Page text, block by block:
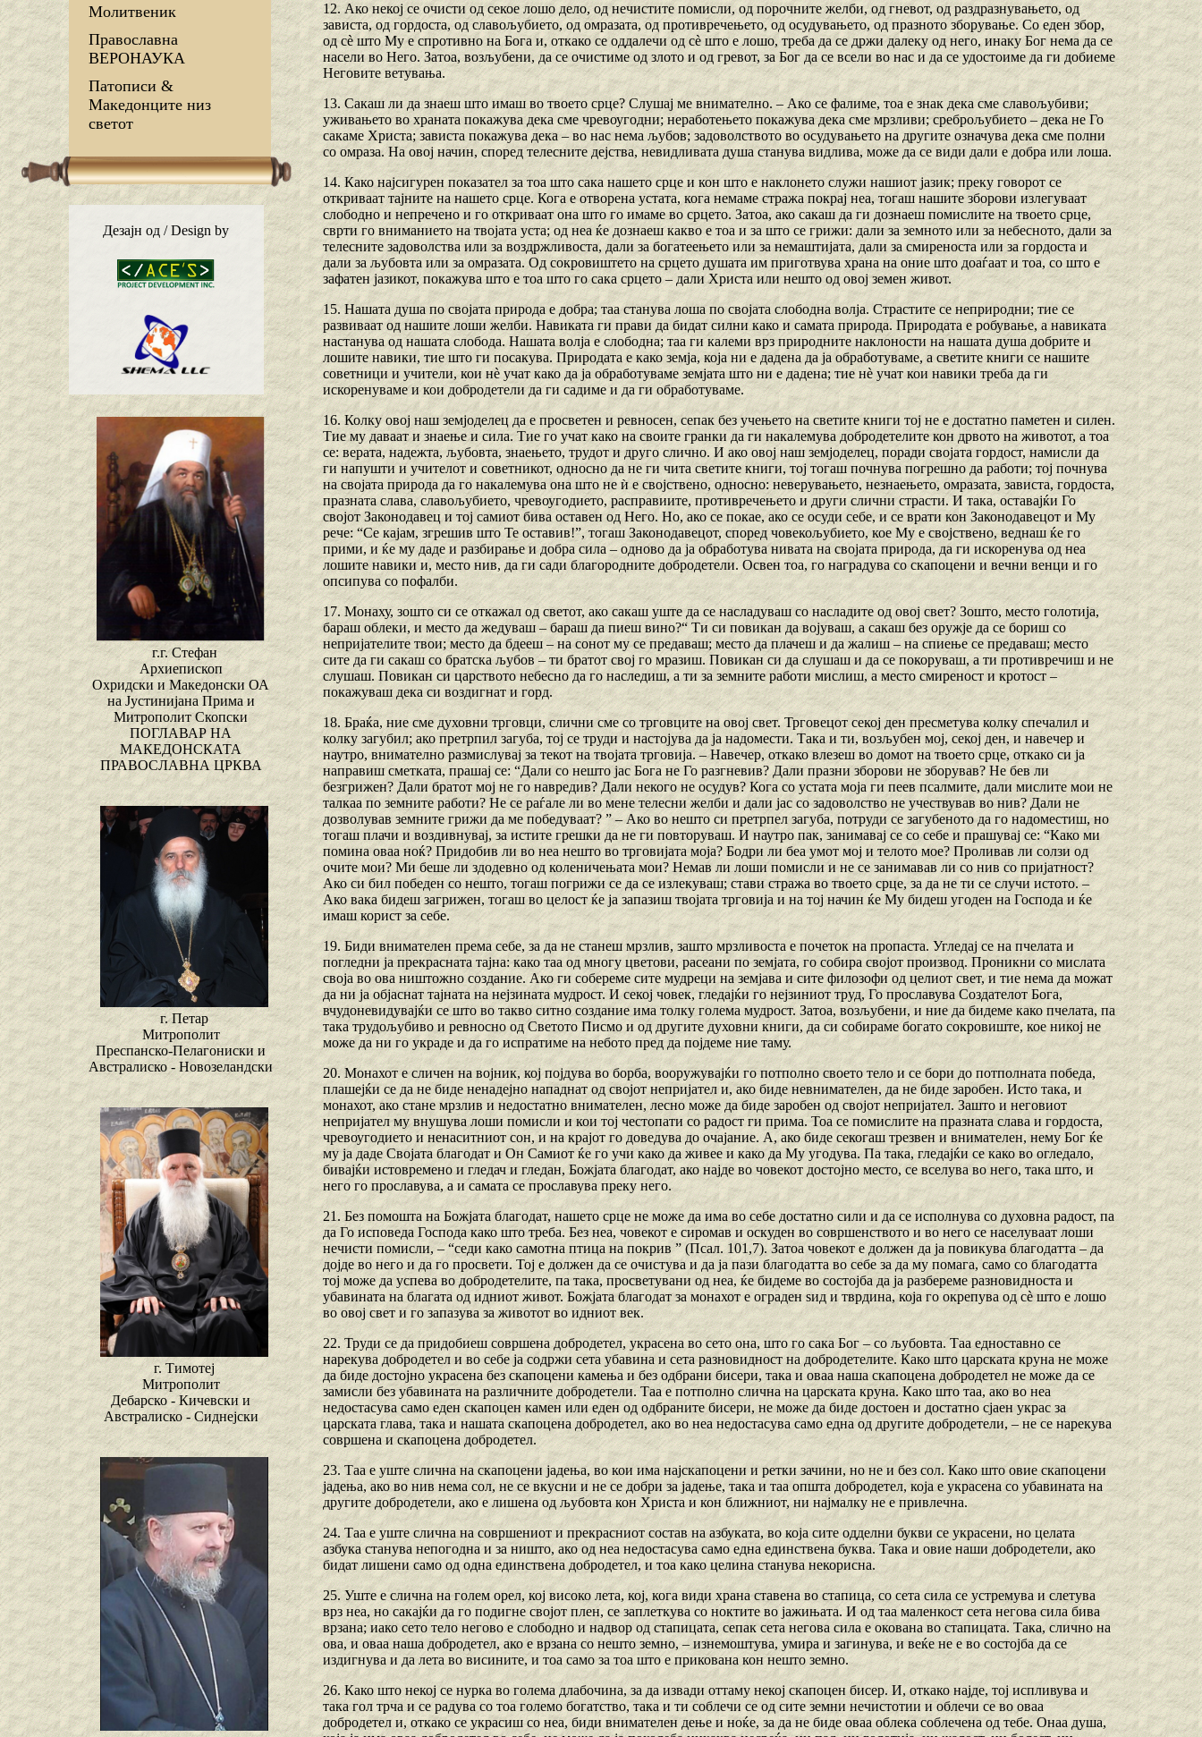
Молитвеник
Православна
ВЕРОНАУКА
Патописи &
Македонците низ
светот
Дезајн од / Design by
г.г. Стефан
Архиепископ
Охридски и Македонски ОА
на Јустинијана Прима и
Митрополит Скопски
ПОГЛАВАР НА
МАКЕДОНСКАТА
ПРАВОСЛАВНА ЦРКВА
г. Петар
Митрополит
Преспанско-Пелагониски и
Австралиско - Новозеландски
г. Тимотеј
Митрополит
Дебарско - Кичевски и
Австралиско - Сиднејски
12. Ако некој се очисти од секое лошо дело, од нечистите помисли, од порочните желби, од гневот, од раздразнувањето, од
зависта, од гордоста, од славољубието, од омразата, од противречењето, од осудувањето, од празното зборување. Со еден збор,
од сѐ што Му е спротивно на Бога и, откако се оддалечи од сѐ што е лошо, треба да се држи далеку од него, инаку Бог нема да се
насели во Него. Затоа, возљубени, да се очистиме од злото и од гревот, за Бог да се всели во нас и да се удостоиме да ги добиеме
Неговите ветувања.
13. Сакаш ли да знаеш што имаш во твоето срце? Слушај ме внимателно. – Ако се фалиме, тоа е знак дека сме славољубиви;
уживањето во храната покажува дека сме чревоугодни; неработењето покажува дека сме мрзливи; среброљубието – дека не Го
сакаме Христа; зависта покажува дека – во нас нема љубов; задоволството во осудувањето на другите означува дека сме полни
со омраза. На овој начин, според телесните дејства, невидливата душа станува видлива, може да се види дали е добра или лоша.
14. Како најсигурен показател за тоа што сака нашето срце и кон што е наклонето служи нашиот јазик; преку говорот се
откриваат тајните на нашето срце. Кога е отворена устата, кога немаме стража покрај неа, тогаш нашите зборови излегуваат
слободно и непречено и го откриваат она што го имаме во срцето. Затоа, ако сакаш да ги дознаеш помислите на твоето срце,
сврти го вниманието на твојата уста; од неа ќе дознаеш какво е тоа и за што се грижи: дали за земното или за небесното, дали за
телесните задоволства или за воздржливоста, дали за богатеењето или за немаштијата, дали за смиреноста или за гордоста и
дали за љубовта или за омразата. Од сокровиштето на срцето душата им приготвува храна на оние што доаѓаат и тоа, со што е
зафатен јазикот, покажува што е тоа што го сака срцето – дали Христа или нешто од овој земен живот.
15. Нашата душа по својата природа е добра; таа станува лоша по својата слободна волја. Страстите се неприродни; тие се
развиваат од нашите лоши желби. Навиката ги прави да бидат силни како и самата природа. Природата е робување, а навиката
настанува од нашата слобода. Нашата волја е слободна; таа ги калеми врз природните наклоности на нашата душа добрите и
лошите навики, тие што ги посакува. Природата е како земја, која ни е дадена да ја обработуваме, а светите книги се нашите
советници и учители, кои нѐ учат како да ја обработуваме земјата што ни е дадена; тие нѐ учат кои навики треба да ги
искоренуваме и кои добродетели да ги садиме и да ги обработуваме.
16. Колку овој наш земјоделец да е просветен и ревносен, сепак без учењето на светите книги тој не е достатно паметен и силен.
Тие му даваат и знаење и сила. Тие го учат како на своите гранки да ги накалемува добродетелите кон дрвото на животот, а тоа
се: верата, надежта, љубовта, знаењето, трудот и друго слично. И ако овој наш земјоделец, поради својата гордост, намисли да
ги напушти и учителот и советникот, односно да не ги чита светите книги, тој тогаш почнува погрешно да работи; тој почнува
на својата природа да го накалемува она што не ѝ е својствено, односно: неверувањето, незнаењето, омразата, зависта, гордоста,
празната слава, славољубието, чревоугодието, расправиите, противречењето и други слични страсти. И така, оставајќи Го
својот Законодавец и тој самиот бива оставен од Него. Но, ако се покае, ако се осуди себе, и се врати кон Законодавецот и Му
рече: “Се кајам, згрешив што Те оставив!”, тогаш Законодавецот, според човекољубието, кое Му е својствено, веднаш ќе го
прими, и ќе му даде и разбирање и добра сила – одново да ја обработува нивата на својата природа, да ги искоренува од неа
лошите навики и, место нив, да ги сади благородните добродетели. Освен тоа, го наградува со скапоцени и вечни венци и го
опсипува со пофалби.
17. Монаху, зошто си се откажал од светот, ако сакаш уште да се насладуваш со насладите од овој свет? Зошто, место голотија,
бараш облеки, и место да жедуваш – бараш да пиеш вино?“ Ти си повикан да војуваш, а сакаш без оружје да се бориш со
непријателите твои; место да бдееш – на сонот му се предаваш; место да плачеш и да жалиш – на спиење се предаваш; место
сите да ги сакаш со братска љубов – ти братот свој го мразиш. Повикан си да слушаш и да се покоруваш, а ти противречиш и не
слушаш. Повикан си царството небесно да го наследиш, а ти за земните работи мислиш, а место смиреност и кротост –
покажуваш дека си воздигнат и горд.
18. Браќа, ние сме духовни трговци, слични сме со трговците на овој свет. Трговецот секој ден пресметува колку спечалил и
колку загубил; ако претрпил загуба, тој се труди и настојува да ја надомести. Така и ти, возљубен мој, секој ден, и навечер и
наутро, внимателно размислувај за текот на твојата трговија. – Навечер, откако влезеш во домот на твоето срце, откако си ја
направиш сметката, прашај се: “Дали со нешто јас Бога не Го разгневив? Дали празни зборови не зборував? Не бев ли
безгрижен? Дали братот мој не го навредив? Дали некого не осудув? Кога со устата моја ги пеев псалмите, дали мислите мои не
талкаа по земните работи? Не се раѓале ли во мене телесни желби и дали јас со задоволство не учествував во нив? Дали не
дозволував земните грижи да ме победуваат? ” – Ако во нешто си претрпел загуба, потруди се загубеното да го надоместиш, но
тогаш плачи и воздивнувај, за истите грешки да не ги повторуваш. И наутро пак, занимавај се со себе и прашувај се: “Како ми
помина оваа ноќ? Придобив ли во неа нешто во трговијата моја? Бодри ли беа умот мој и телото мое? Проливав ли солзи од
очите мои? Ми беше ли здодевно од коленичењата мои? Немав ли лоши помисли и не се занимавав ли со нив со пријатност?
Ако си бил победен со нешто, тогаш погрижи се да се излекуваш; стави стража во твоето срце, за да не ти се случи истото. –
Ако вака бидеш загрижен, тогаш во целост ќе ја запазиш твојата трговија и на тој начин ќе Му бидеш угоден на Господа и ќе
имаш корист за себе.
19. Биди внимателен према себе, за да не станеш мрзлив, зашто мрзливоста е почеток на пропаста. Угледај се на пчелата и
погледни ја прекрасната тајна: како таа од многу цветови, расеани по земјата, го собира својот производ. Проникни со мислата
своја во ова ништожно создание. Ако ги собереме сите мудреци на земјава и сите филозофи од целиот свет, и тие нема да можат
да ни ја објаснат тајната на нејзината мудрост. И секој човек, гледајќи го нејзиниот труд, Го прославува Создателот Бога,
вчудоневидувајќи се што во такво ситно создание има толку голема мудрост. Затоа, возљубени, и ние да бидеме како пчелата, па
така трудољубиво и ревносно од Светото Писмо и од другите духовни книги, да си собираме богато сокровиште, кое никој не
може да ни го украде и да го испратиме на небото пред да појдеме ние таму.
20. Монахот е сличен на војник, кој појдува во борба, вооружувајќи го потполно своето тело и се бори до потполната победа,
плашејќи се да не биде ненадејно нападнат од својот непријател и, ако биде невнимателен, да не биде заробен. Исто така, и
монахот, ако стане мрзлив и недостатно внимателен, лесно може да биде заробен од својот непријател. Зашто и неговиот
непријател му внушува лоши помисли и кои тој честопати со радост ги прима. Тоа се помислите на празната слава и гордоста,
чревоугодието и ненаситниот сон, и на крајот го доведува до очајание. А, ако биде секогаш трезвен и внимателен, нему Бог ќе
му ја даде Својата благодат и Он Самиот ќе го учи како да живее и како да Му угодува. Па така, гледајќи се како во огледало,
бивајќи истовремено и гледач и гледан, Божјата благодат, ако најде во човекот достојно место, се вселува во него, така што, и
него го прославува, а и самата се прославува преку него.
21. Без помошта на Божјата благодат, нашето срце не може да има во себе достатно сили и да се исполнува со духовна радост, па
да Го исповеда Господа како што треба. Без неа, човекот е сиромав и оскуден во совршенството и во него се населуваат лоши
нечисти помисли, – “седи како самотна птица на покрив ” (Псал. 101,7). Затоа човекот е должен да ја повикува благодатта – да
дојде во него и да го просвети. Тој е должен да се очистува и да ја пази благодатта во себе за да му помага, само со благодатта
тој може да успева во добродетелите, па така, просветувани од неа, ќе бидеме во состојба да ја разбереме разновидноста и
убавината на благата од идниот живот. Божјата благодат за монахот е ограден ѕид и тврдина, која го окрепува од сѐ што е лошо
во овој свет и го запазува за животот во идниот век.
22. Труди се да придобиеш совршена добродетел, украсена во сето она, што го сака Бог – со љубовта. Таа едноставно се
нарекува добродетел и во себе ја содржи сета убавина и сета разновидност на добродетелите. Како што царската круна не може
да биде достојно украсена без скапоцени камења и без одбрани бисери, така и оваа наша скапоцена добродетел не може да се
замисли без убавината на различните добродетели. Таа е потполно слична на царската круна. Како што таа, ако во неа
недостасува само еден скапоцен камен или еден од одбраните бисери, не може да биде достоен и достатно сјаен украс за
царската глава, така и нашата скапоцена добродетел, ако во неа недостасува само една од другите добродетели, – не се нарекува
совршена и скапоцена добродетел.
23. Таа е уште слична на скапоцени јадења, во кои има најскапоцени и ретки зачини, но не и без сол. Како што овие скапоцени
јадења, ако во нив нема сол, не се вкусни и не се добри за јадење, така и таа општа добродетел, која е украсена со убавината на
другите добродетели, ако е лишена од љубовта кон Христа и кон ближниот, ни најмалку не е привлечна.
24. Таа е уште слична на совршениот и прекрасниот состав на азбуката, во која сите одделни букви се украсени, но целата
азбука станува непогодна и за ништо, ако од неа недостасува само една единствена буква. Така и овие наши добродетели, ако
бидат лишени само од одна единствена добродетел, и тоа како целина станува некорисна.
25. Уште е слична на голем орел, кој високо лета, кој, кога види храна ставена во стапица, со сета сила се устремува и слетува
врз неа, но сакајќи да го подигне својот плен, се заплеткува со ноктите во јажињата. И од таа маленкост сета негова сила бива
врзана; иако сето тело негово е слободно и надвор од стапицата, сепак сета негова сила е окована во стапицата. Така, слично на
ова, и оваа наша добродетел, ако е врзана со нешто земно, – изнемоштува, умира и загинува, и веќе не е во состојба да се
издигнува и да лета во висините, и тоа само за тоа што е прикована кон нешто земно.
26. Како што некој се нурка во голема длабочина, за да извади оттаму некој скапоцен бисер. И, откако најде, тој испливува и
така гол трча и се радува со тоа големо богатство, така и ти соблечи се од сите земни нечистотии и облечи се во оваа
добродетел и, откако се украсиш со неа, биди внимателен дење и ноќе, за да не биде оваа облека соблечена од тебе. Онаа душа,